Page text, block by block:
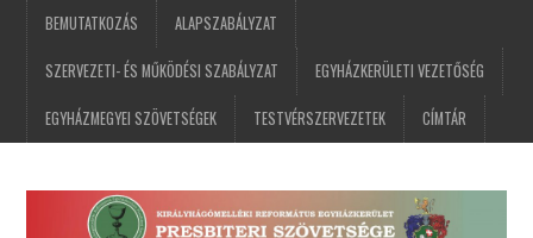
BEMUTATKOZÁS ALAPSZABÁLYZAT
SZERVEZETI- ÉS MŰKÖDÉSI SZABÁLYZAT EGYHÁZKERÜLETI VEZETŐSÉG
EGYHÁZMEGYEI SZÖVETSÉGEK TESTVÉRSZERVEZETEK CÍMTÁR